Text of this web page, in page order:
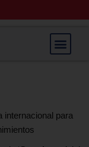
internacional para